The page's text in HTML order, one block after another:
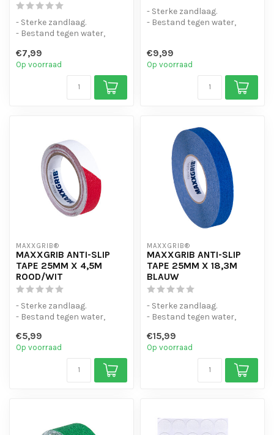
- Sterke zandlaag.
- Bestand tegen water,
- Is eenvo...
€7,99
Op voorraad
- Sterke zandlaag.
- Bestand tegen water,
€9,99
Op voorraad
MAXXGRIB®
MAXXGRIB ANTI-SLIP
TAPE 25MM X 4,5M
ROOD/WIT
- Sterke zandlaag.
- Bestand tegen water,
- Is eenvo...
€5,99
Op voorraad
MAXXGRIB®
MAXXGRIB ANTI-SLIP
TAPE 25MM X 18,3M
BLAUW
- Sterke zandlaag.
- Bestand tegen water,
- Is eenvo...
€15,99
Op voorraad